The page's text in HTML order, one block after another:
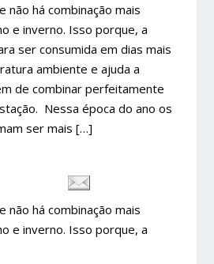
não há combinação mais
e inverno. Isso porque, a
ser consumida em dias mais
ambiente e ajuda a
de combinar perfeitamente
Nessa época do ano os
ser mais […]
não há combinação mais
e inverno. Isso porque, a